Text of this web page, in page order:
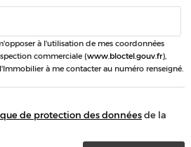
à l'utilisation de mes coordonnées
commerciale (www.bloctel.gouv.fr),
à me contacter au numéro renseigné.
de protection des donnéesde la